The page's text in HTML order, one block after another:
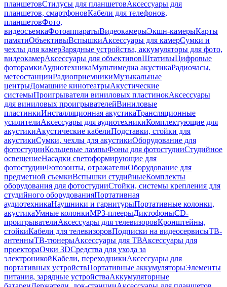
планшетовСтилусы для планшетовАксессуары для
планшетов, смартфоновКабели для телефонов,
планшетовФото,
видеосъемкаФотоаппаратыВидеокамерыЭкшн-камерыКарты
памятиОбъективыВспышкиАксессуары для камерСумки и
чехлы для камерЗарядные устройства, аккумуляторы для фото,
видеокамерАксессуары для объективовШтативыЦифровые
фоторамкиАудиотехникаМультимедиа акустикаРадиочасы,
метеостанцииРадиоприемникиМузыкальные
центрыДомашние кинотеатрыАкустические
системыПроигрыватели виниловых пластинокАксессуары
для виниловых проигрывателейВиниловые
пластинкиИнсталляционная акустикаТрансляционные
усилителиАксессуары для аудиотехникиКомплектующие для
акустикиАкустические кабелиПодставки, стойки для
акустикиСумки, чехлы для акустикиОборудование для
фотостудииКольцевые лампыФоны для фотостудииСтудийное
освещениеНасадки светоформирующие для
фотостудииФотозонты, отражателиОборудование для
предметной съемкиВспышки студийныеКомплекты
оборудования для фотостудииСтойки, системы крепления для
студийного оборудованияПортативная
аудиотехникаНаушники и гарнитурыПортативные колонки,
акустикаУмные колонкиMP3-плеерыДиктофоныCD-
проигрывателиАксессуары для телевизоровКронштейны,
стойкиКабели для телевизоровПодписки на видеосервисыТВ-
антенныТВ-тюнерыАксессуары для ТВАксессуары для
проектораОчки 3DСредства для ухода за
электроникойКабели, переходникиАксессуары для
портативных устройствПортативные аккумуляторыЭлементы
питания, зарядные устройстваАккумуляторные